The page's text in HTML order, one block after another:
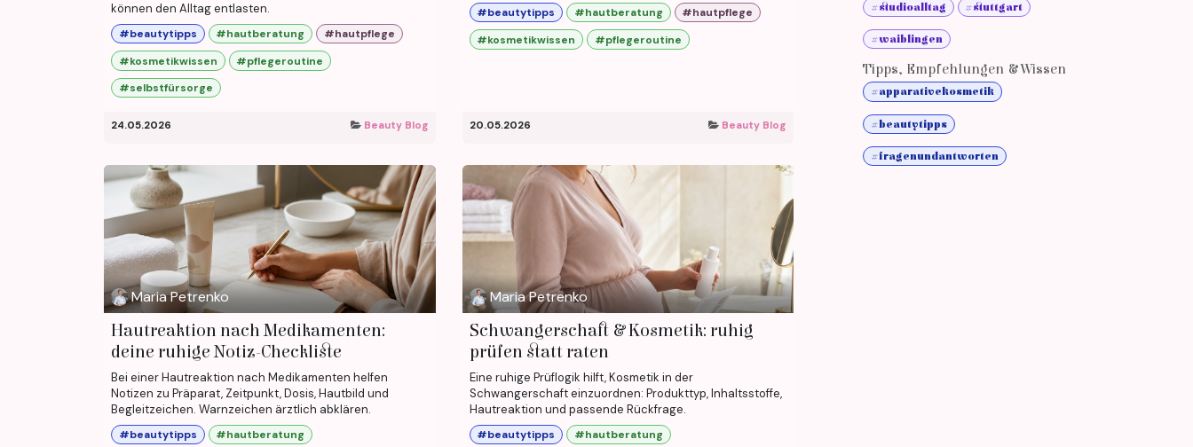
können den Alltag entlasten.
#beautytipps #hautberatung
#hautpflege
#kosmetikwissen
#pflegeroutine
#selbstfürsorge
24.05.2026 Beauty Blog
#beautytipps #hautberatung
#hautpflege
#kosmetikwissen
#pflegeroutine
20.05.2026 Beauty Blog
Maria Petrenko
Hautreaktion nach Medikamenten:
deine ruhige Notiz-Checkliste
Bei einer Hautreaktion nach Medikamenten helfen
Notizen zu Präparat, Zeitpunkt, Dosis, Hautbild und
Begleitzeichen. Warnzeichen ärztlich abklären.
#beautytipps
#hautberatung
Maria Petrenko
Schwangerschaft & Kosmetik: ruhig
prüfen statt raten
Eine ruhige Prüflogik hilft, Kosmetik in der
Schwangerschaft einzuordnen: Produkttyp, Inhaltsstoffe,
Hautreaktion und passende Rückfrage.
#beautytipps
#hautberatung
#studioalltag #stuttgart
#waiblingen
Tipps, Empfehlungen & Wissen
#apparativekosmetik
#beautytipps
#fragenundantworten